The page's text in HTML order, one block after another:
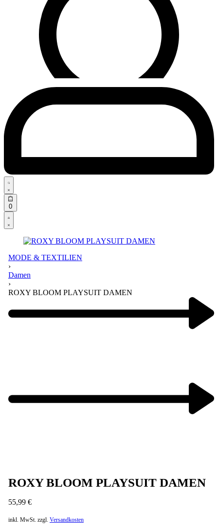
Search
open
0Open
cart
Open
Account
details
MODE & TEXTILIEN
›
Damen
›
ROXY BLOOM PLAYSUIT DAMEN
navigation
ROXY BLOOM PLAYSUIT DAMEN
55,99 €
inkl. MwSt. zzgl. Versandkosten